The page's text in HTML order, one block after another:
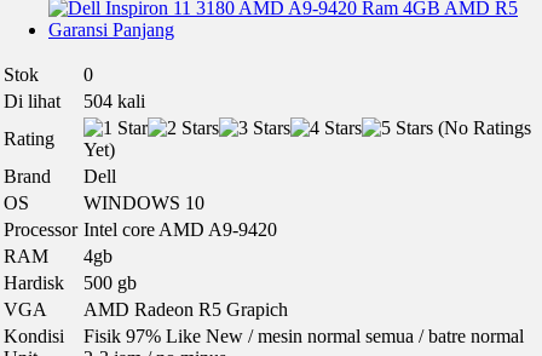
Stok
0
Di lihat
504 kali
Rating
(No Ratings
Yet)
Brand
Dell
OS
WINDOWS 10
Processor Intel core AMD A9-9420
RAM
4gb
Hardisk
500 gb
VGA
AMD Radeon R5 Grapich
Kondisi
Fisik 97% Like New / mesin normal semua / batre normal